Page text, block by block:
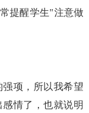
提醒学生"注意做
项，所以我希望
情了，也就说明